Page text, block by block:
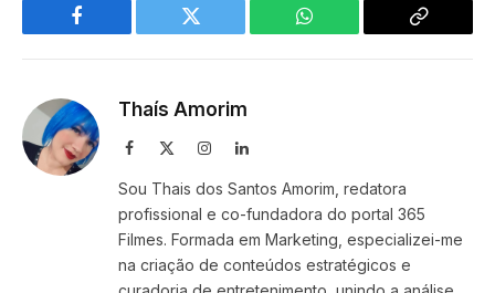
Facebook Twitter WhatsApp
Copy
Thaís Amorim
Facebook InstagramLinkedIn
Sou Thais dos Santos Amorim, redatora
profissional e co-fundadora do portal 365
Filmes. Formada em Marketing, especializei-me
na criação de conteúdos estratégicos e